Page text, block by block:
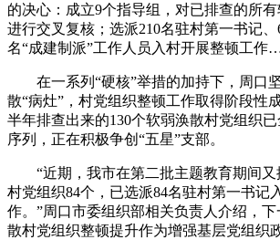
的决心：成立9个指导组，对已排查的所
进行交叉复核；选派210名驻村第一书记
名“成建制派”工作人员入村开展整顿工
在一系列“硬核”举措的加持下，周口
散“病灶”，村党组织整顿工作取得阶段性
半年排查出来的130个软弱涣散村党组织
序列，正在积极争创“五星”支部。
“近期，我市在第二批主题教育期间又
村党组织84个，已选派84名驻村第一书记
作。”周口市委组织部相关负责人介绍，
散村党组织整顿提升作为增强基层党组织